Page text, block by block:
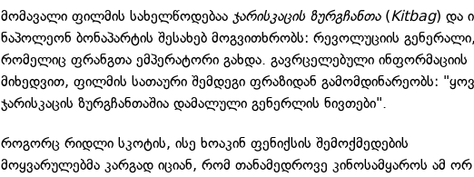
მომავალი ფილმის სახელწოდებააჯარისკაცის ზურგჩანთა(Kitbag) და
ნაპოლეონ ბონაპარტის შესახებ მოგვითხრობს: რევოლუციის გენერალი,
რომელიც ფრანგთა ემპერატორი გახდა. გავრცელებული ინფორმაციის
მიხედვით, ფილმის სათაური შემდეგი ფრაზიდან გამომდინარეობს:
ჯარისკაცის ზურგჩანთაშია დამალული გენერლის ნივთები".
როგორც რიდლი სკოტის, ისე ხოაკინ ფენიქსის შემოქმედების
მოყვარულებმა კარგად იციან, რომ თანამედროვე კინოსამყაროს ამ ორ